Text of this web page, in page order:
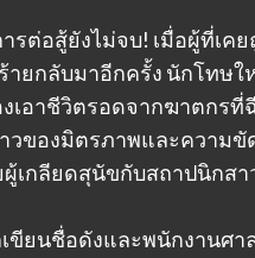
ารต่อสู้ยังไม่จบ! เมื่อผู้ที่เค
ายกลับมาอีกครั้ง นักโทษใ
เอาชีวิตรอดจากฆาตกรที่
าวของมิตรภาพและความ
เกลียดสุนัขกับสถาปนิกสา
ขียนชื่อดังและพนักงานศ